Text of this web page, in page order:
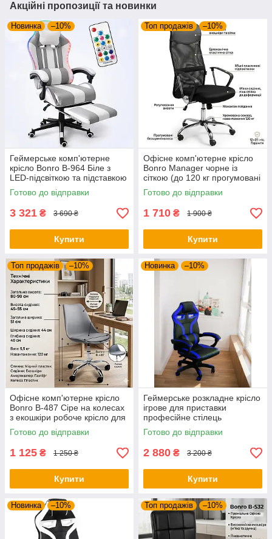
Акційні пропозиції та новинки
Новинка –10%
Геймерське комп'ютерне
крісло Bonro B-964 Біле з
LED-підсвіткою та підставкою
для ніг (до 150 кг)
Готово до відправки
3 321 ₴ 3 690 ₴
Купити
Топ продажів –10%
Офісне комп'ютерне крісло
Bonro Manager чорне із
сіткою (до 120 кг прогумовані
колеса)
Готово до відправки
1 710 ₴ 1 900 ₴
Купити
Топ продажів –10%
Офісне комп'ютерне крісло
Bonro B-487 Сіре на колесах
з екошкіри робоче крісло для
дому та офісу (до 120 кг)
Готово до відправки
1 125 ₴ 1 250 ₴
Купити
Новинка –10%
Геймерське розкладне крісло
ігрове для приставки
професійне стілець
комп'ютерний Bonro B 8-2-7
синій
Готово до відправки
2 880 ₴ 3 200 ₴
Купити
Новинка –10% Топ продажів –10%